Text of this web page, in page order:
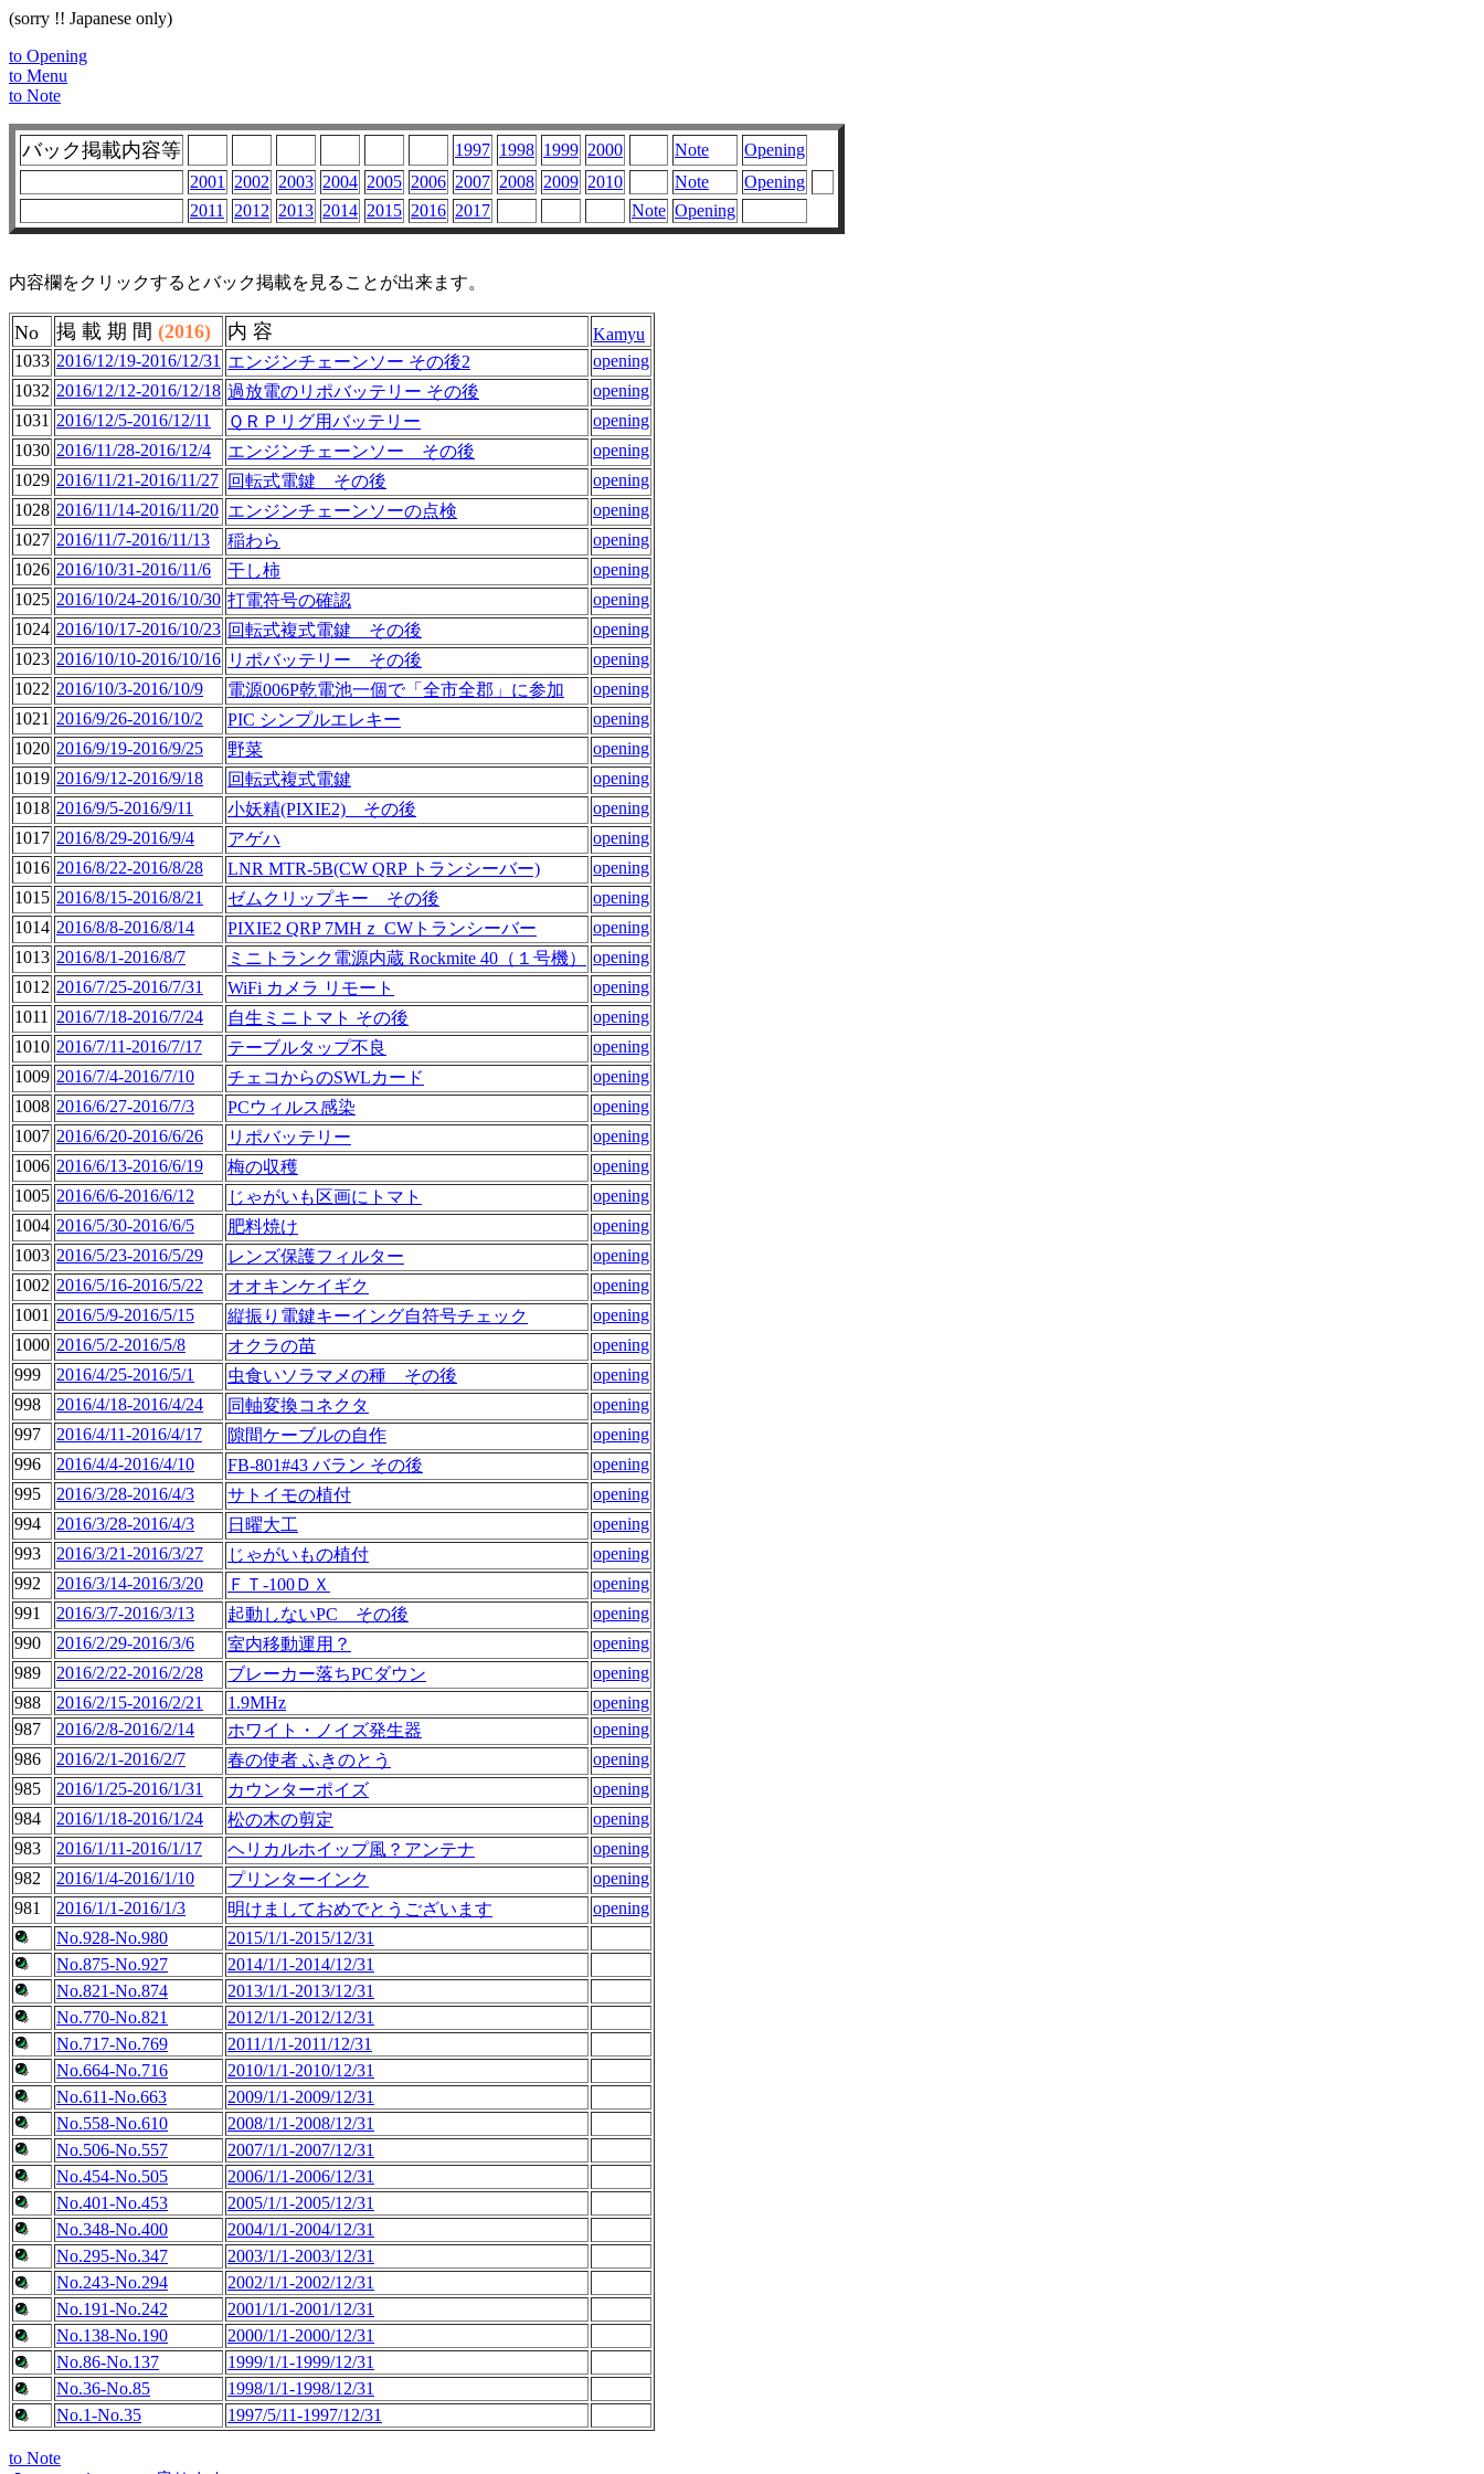
(sorry !! Japanese only)
to Opening
to Menu
to Note
バック掲載内容等 1997 1998 1999 2000 Note
Opening
2001
2002 2003 2004 2005 2006 2007 2008 2009 2010 Note
Opening
2011
2012 2013 2014 2015 2016 2017 Note Opening
内容欄をクリックするとバック掲載を見ることが出来ます。
No 掲 載 期 間 (2016) 内 容
Kamyu
1033 2016/12/19-2016/12/31 エンジンチェーンソー その後2
opening
1032 2016/12/12-2016/12/18 過放電のリポバッテリー その後
opening
1031 2016/12/5-2016/12/11 ＱＲＰリグ用バッテリー
opening
1030 2016/11/28-2016/12/4 エンジンチェーンソー その後
opening
1029 2016/11/21-2016/11/27 回転式電鍵 その後
opening
1028 2016/11/14-2016/11/20 エンジンチェーンソーの点検
opening
1027 2016/11/7-2016/11/13 稲わら
opening
1026 2016/10/31-2016/11/6 干し柿
opening
1025 2016/10/24-2016/10/30 打電符号の確認
opening
1024 2016/10/17-2016/10/23 回転式複式電鍵 その後
opening
1023 2016/10/10-2016/10/16 リポバッテリー その後
opening
1022 2016/10/3-2016/10/9 電源006P乾電池一個で「全市全郡」に参加
opening
1021 2016/9/26-2016/10/2 PIC シンプルエレキー
opening
1020 2016/9/19-2016/9/25 野菜
opening
1019 2016/9/12-2016/9/18 回転式複式電鍵
opening
1018 2016/9/5-2016/9/11 小妖精(PIXIE2) その後
opening
1017 2016/8/29-2016/9/4 アゲハ
opening
1016 2016/8/22-2016/8/28 LNR MTR-5B(CW QRP トランシーバー)
opening
1015 2016/8/15-2016/8/21 ゼムクリップキー その後
opening
1014 2016/8/8-2016/8/14 PIXIE2 QRP 7MHｚ CWトランシーバー
opening
1013 2016/8/1-2016/8/7 ミニトランク電源内蔵 Rockmite 40（１号機）
opening
1012 2016/7/25-2016/7/31 WiFi カメラ リモート
opening
1011
2016/7/18-2016/7/24 自生ミニトマト その後
opening
1010 2016/7/11-2016/7/17 テーブルタップ不良
opening
1009 2016/7/4-2016/7/10 チェコからのSWLカード
opening
1008 2016/6/27-2016/7/3 PCウィルス感染
opening
1007 2016/6/20-2016/6/26 リポバッテリー
opening
1006 2016/6/13-2016/6/19 梅の収穫
opening
1005 2016/6/6-2016/6/12 じゃがいも区画にトマト
opening
1004 2016/5/30-2016/6/5 肥料焼け
opening
1003 2016/5/23-2016/5/29 レンズ保護フィルター
opening
1002 2016/5/16-2016/5/22 オオキンケイギク
opening
1001 2016/5/9-2016/5/15 縦振り電鍵キーイング自符号チェック
opening
1000 2016/5/2-2016/5/8 オクラの苗
opening
999
2016/4/25-2016/5/1 虫食いソラマメの種 その後
opening
998
2016/4/18-2016/4/24 同軸変換コネクタ
opening
997
2016/4/11-2016/4/17 隙間ケーブルの自作
opening
996
2016/4/4-2016/4/10 FB-801#43 バラン その後
opening
995
2016/3/28-2016/4/3 サトイモの植付
opening
994
2016/3/28-2016/4/3 日曜大工
opening
993
2016/3/21-2016/3/27 じゃがいもの植付
opening
992
2016/3/14-2016/3/20 ＦＴ-100ＤＸ
opening
991
2016/3/7-2016/3/13 起動しないPC その後
opening
990
2016/2/29-2016/3/6 室内移動運用？
opening
989
2016/2/22-2016/2/28 ブレーカー落ちPCダウン
opening
988
2016/2/15-2016/2/21 1.9MHz
opening
987
2016/2/8-2016/2/14 ホワイト・ノイズ発生器
opening
986
2016/2/1-2016/2/7 春の使者 ふきのとう
opening
985
2016/1/25-2016/1/31 カウンターポイズ
opening
984
2016/1/18-2016/1/24 松の木の剪定
opening
983
2016/1/11-2016/1/17 ヘリカルホイップ風？アンテナ
opening
982
2016/1/4-2016/1/10 プリンターインク
opening
981
2016/1/1-2016/1/3 明けましておめでとうございます
opening
No.928-No.980
2015/1/1-2015/12/31
No.875-No.927
2014/1/1-2014/12/31
No.821-No.874
2013/1/1-2013/12/31
No.770-No.821
2012/1/1-2012/12/31
No.717-No.769
2011/1/1-2011/12/31
No.664-No.716
2010/1/1-2010/12/31
No.611-No.663
2009/1/1-2009/12/31
No.558-No.610
2008/1/1-2008/12/31
No.506-No.557
2007/1/1-2007/12/31
No.454-No.505
2006/1/1-2006/12/31
No.401-No.453
2005/1/1-2005/12/31
No.348-No.400
2004/1/1-2004/12/31
No.295-No.347
2003/1/1-2003/12/31
No.243-No.294
2002/1/1-2002/12/31
No.191-No.242
2001/1/1-2001/12/31
No.138-No.190
2000/1/1-2000/12/31
No.86-No.137
1999/1/1-1999/12/31
No.36-No.85
1998/1/1-1998/12/31
No.1-No.35
1997/5/11-1997/12/31
to Note